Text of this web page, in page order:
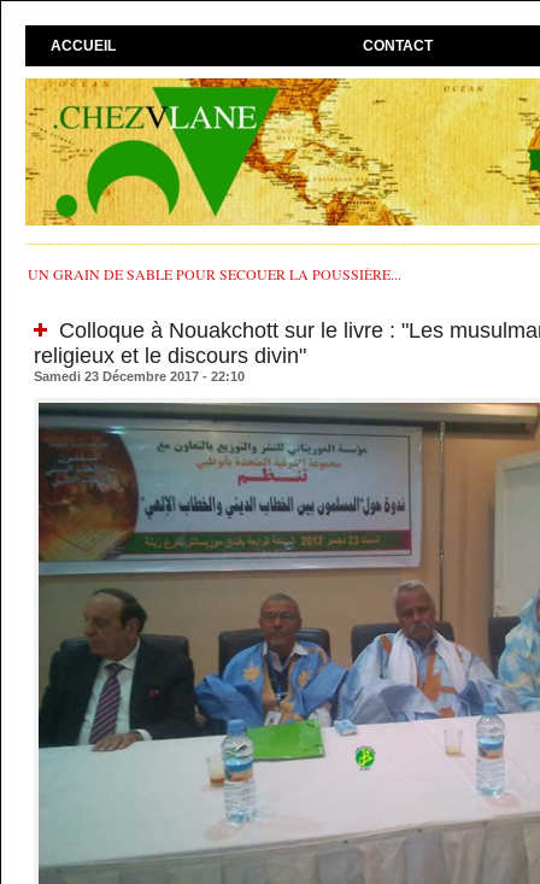
ACCUEIL CONTACT
UN GRAIN DE SABLE POUR SECOUER LA POUSSIÈRE...
Colloque à Nouakchott sur le livre : "Les
religieux et le discours divin"
Samedi 23 Décembre 2017 - 22:10